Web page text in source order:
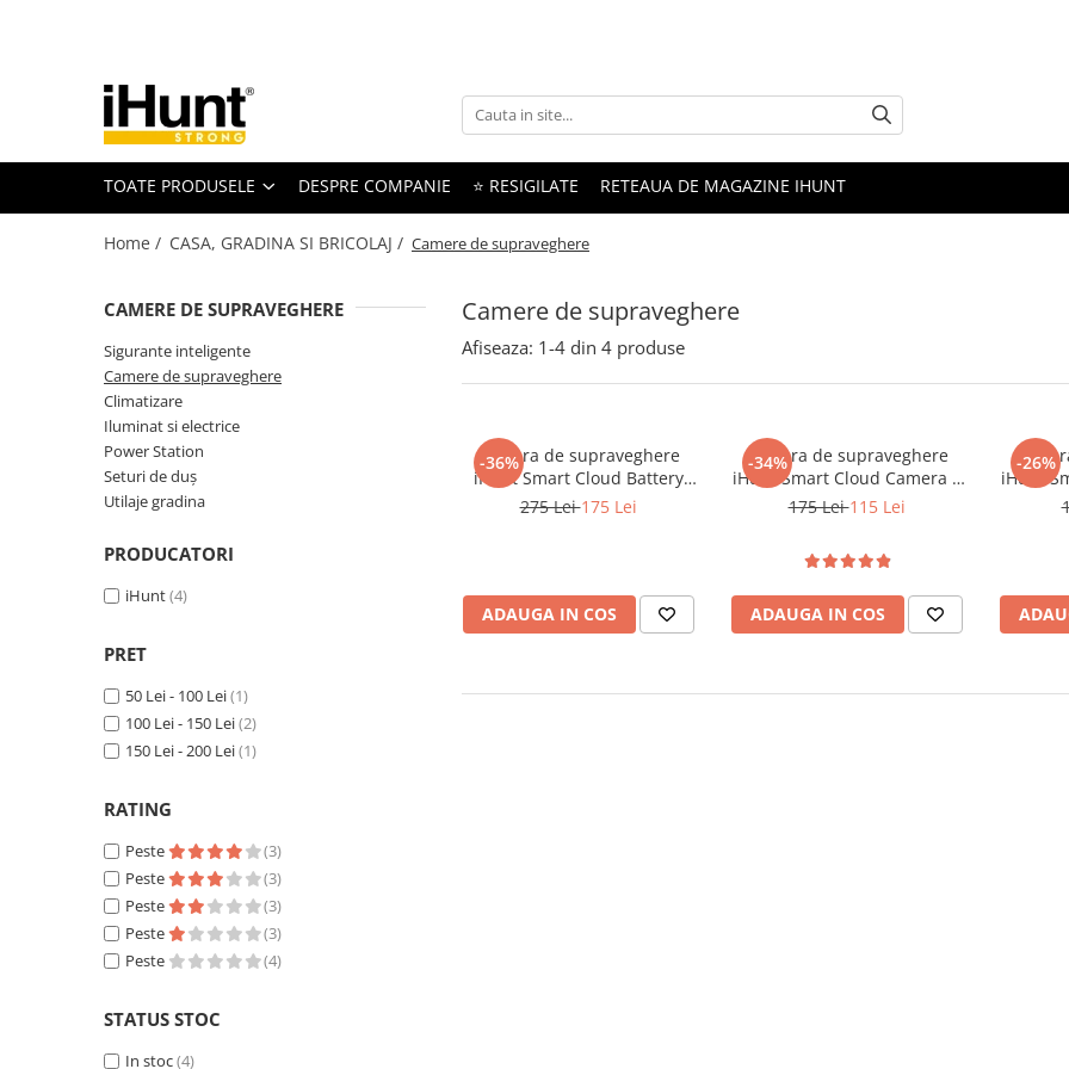
TELEFOANE & TABLETE IHUNT
Telefoane iHunt
Smartphone
Accesorii telefoane
Huse protectie
Smartwatch
Accesorii smartwatch
ELECTROCASNICE
Oală sub Presiune
Slow Cooker
Gătit cu Aburi
Deshidratoare
Aspiratoare Verticale
Friteuze Aer Cald / Air Fryer
Mașini de Spălat
Mașini de Spălat Vase
Mașini de Spălat Rufe
Roboți Aspirator
Roboți Geamuri
TOATE PRODUSELE DESPRE COMPANIE ⭐ RESIGILATE RETEAUA DE MAGAZINE IHUNT
Home / CASA, GRADINA SI BRICOLAJ / Camere de supraveghere
Camere de supraveghere
CAMERE DE SUPRAVEGHERE
Sigurante inteligente
Camere de supraveghere
Climatizare
Iluminat si electrice
Power Station
Seturi de duș
Utilaje gradina
PRODUCATORI
iHunt(4)
PRET
50 Lei - 100 Lei(1)
100 Lei - 150 Lei(2)
150 Lei - 200 Lei(1)
RATING
Peste
(3)
Peste
(3)
Peste
(3)
Peste
(3)
Peste
(4)
STATUS STOC
In stoc(4)
Afiseaza: 1-4 din 4 produse
-36%
Camera de supraveghere
iHunt Smart Cloud Battery
Camera 9 PRO
275 Lei175 Lei
ADAUGA IN COS
-34%
Camera de supraveghere
iHunt Smart Cloud Camera 6
PTZ PRO
175 Lei115 Lei
ADAUGA IN COS
-26%
iHunt